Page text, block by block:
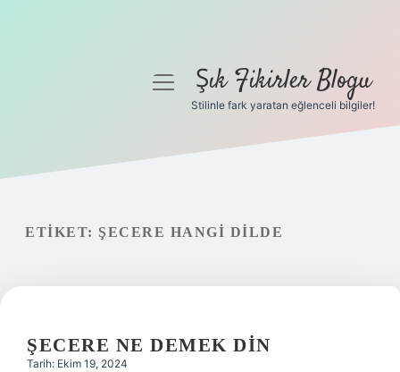
Gizlilik Politikası
menüyüŞık Fikirler Blogu
Stilinle fark yaratan eğlenceli bilgiler!
ETIKET: ŞECERE HANGI DILDE
ŞECERE NE DEMEK DIN
Tarih: Ekim 19, 2024